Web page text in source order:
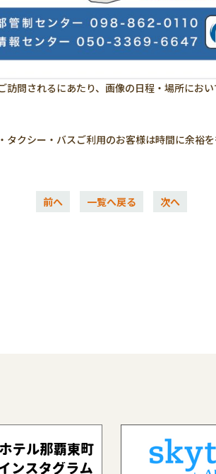
訪問されるにあたり、画像の日程・場所にお
クシー・バスご利用のお客様は時間に余裕
前へ 一覧へ戻る 次へ